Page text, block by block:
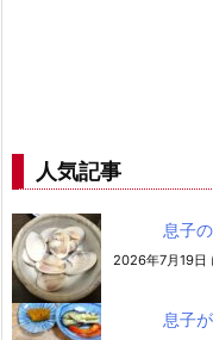
人気記事
息子
2026年7月19日
息子